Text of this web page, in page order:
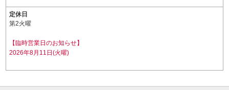
定休日
第2火曜
【臨時営業日のお知らせ】
2026年8月11日(火曜)